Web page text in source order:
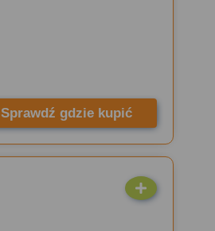
Sprawdź gdzie kupić